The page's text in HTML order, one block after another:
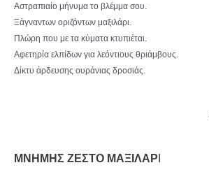
Αστραπιαίο μήνυμα το βλέμμα σου.
Ξάγναντων οριζόντων μαξιλάρι.
Πλώρη που με τα κύματα κτυπιέται.
Αφετηρία ελπίδων για λεόντιους θριάμβους.
Δίκτυ άρδευσης ουράνιας δροσιάς.
ΜΝΗΜΗΣ ΖΕΣΤΟ ΜΑΞΙΛΑΡ